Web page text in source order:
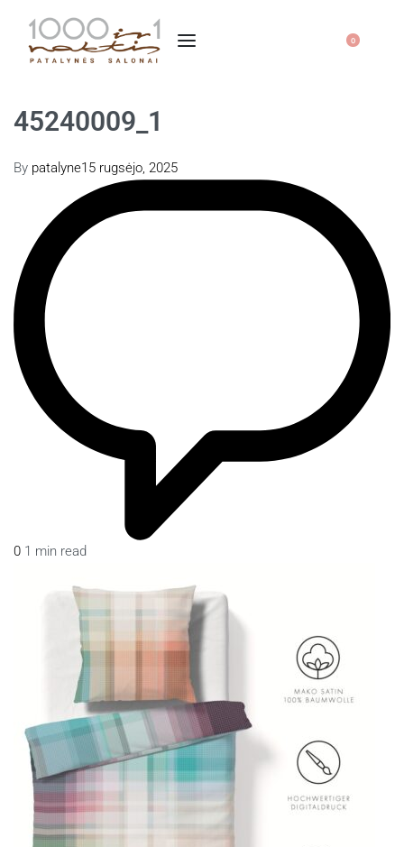
0
45240009_1
By patalyne15 rugsėjo, 2025
0 1 min read